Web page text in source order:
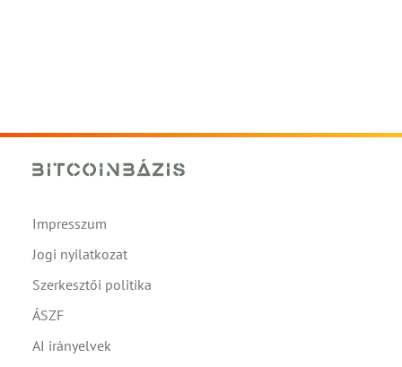
Impresszum
Jogi nyilatkozat
Szerkesztői politika
ÁSZF
AI irányelvek